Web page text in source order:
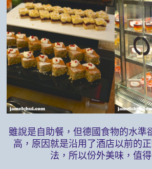
雖說是自助餐，但德國食物的水準
高，原因就是沿用了酒店以前的
法，所以份外美味，值得